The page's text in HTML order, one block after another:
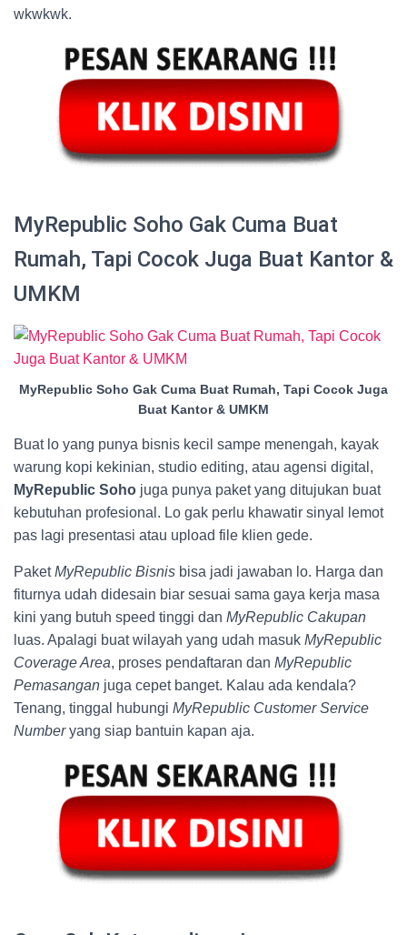
wkwkwk.
MyRepublic Soho Gak Cuma Buat
Rumah, Tapi Cocok Juga Buat Kantor &
UMKM
MyRepublic Soho Gak Cuma Buat Rumah, Tapi Cocok Juga
Buat Kantor & UMKM
Buat lo yang punya bisnis kecil sampe menengah, kayak
warung kopi kekinian, studio editing, atau agensi digital,
MyRepublic Soho juga punya paket yang ditujukan buat
kebutuhan profesional. Lo gak perlu khawatir sinyal lemot
pas lagi presentasi atau upload file klien gede.
PaketMyRepublic Bisnis bisa jadi jawaban lo. Harga dan
fiturnya udah didesain biar sesuai sama gaya kerja masa
kini yang butuh speed tinggi dan MyRepublic Cakupan
luas. Apalagi buat wilayah yang udah masuk MyRepublic
Coverage Area, proses pendaftaran dan MyRepublic
Pemasangan juga cepet banget. Kalau ada kendala?
Tenang, tinggal hubungi MyRepublic Customer Service
Numberyang siap bantuin kapan aja.